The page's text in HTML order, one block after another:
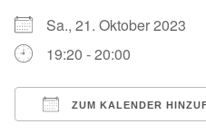
Sa., 21. Oktober 2023
19:20 - 20:00
ZUM KALENDER